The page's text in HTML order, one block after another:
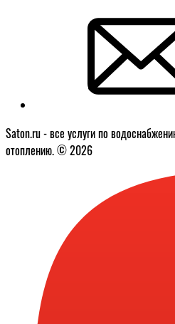
Saton.ru - все услуги по
отоплению. © 2026